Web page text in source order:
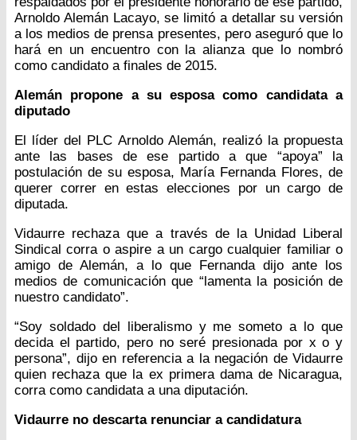
Arnoldo Alemán Lacayo, se limitó a detallar su versión
a los medios de prensa presentes, pero aseguró que lo
hará en un encuentro con la alianza que lo nombró
como candidato a finales de 2015.
Alemán propone a su esposa como candidata a
diputado
El líder del PLC Arnoldo Alemán, realizó la propuesta
ante las bases de ese partido a que “apoya” la
postulación de su esposa, María Fernanda Flores, de
querer correr en estas elecciones por un cargo de
diputada.
Vidaurre rechaza que a través de la Unidad Liberal
Sindical corra o aspire a un cargo cualquier familiar o
amigo de Alemán, a lo que Fernanda dijo ante los
medios de comunicación que “lamenta la posición de
nuestro candidato”.
“Soy soldado del liberalismo y me someto a lo que
decida el partido, pero no seré presionada por x o y
persona”, dijo en referencia a la negación de Vidaurre
quien rechaza que la ex primera dama de Nicaragua,
corra como candidata a una diputación.
Vidaurre no descarta renunciar a candidatura